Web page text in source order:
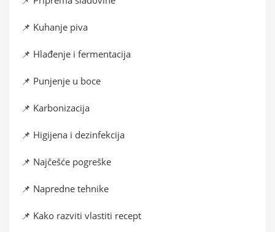
📌 Kuhanje piva
📌 Hlađenje i fermentacija
📌 Punjenje u boce
📌 Karbonizacija
📌 Higijena i dezinfekcija
📌 Najčešće pogreške
📌 Napredne tehnike
📌 Kako razviti vlastiti recept